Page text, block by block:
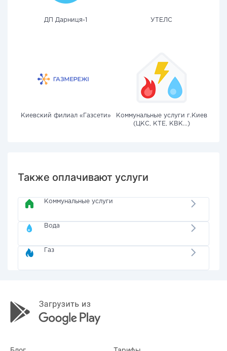
ДП Дарниця-1 УТЕЛС
Киевский филиал «Газсети»
Коммунальные услуги г.Киев
(ЦКС, КТЕ, КВК...)
Также оплачивают услуги
Коммунальные услуги
Вода
Газ